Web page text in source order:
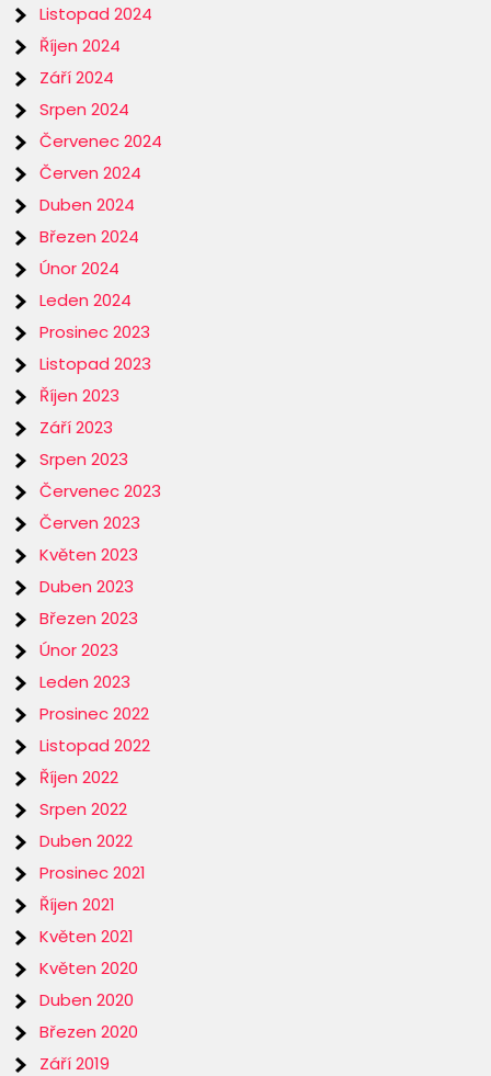
Listopad 2024
Říjen 2024
Září 2024
Srpen 2024
Červenec 2024
Červen 2024
Duben 2024
Březen 2024
Únor 2024
Leden 2024
Prosinec 2023
Listopad 2023
Říjen 2023
Září 2023
Srpen 2023
Červenec 2023
Červen 2023
Květen 2023
Duben 2023
Březen 2023
Únor 2023
Leden 2023
Prosinec 2022
Listopad 2022
Říjen 2022
Srpen 2022
Duben 2022
Prosinec 2021
Říjen 2021
Květen 2021
Květen 2020
Duben 2020
Březen 2020
Září 2019